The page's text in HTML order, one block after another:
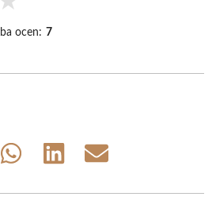
ocen: 7
Share
Share
Share